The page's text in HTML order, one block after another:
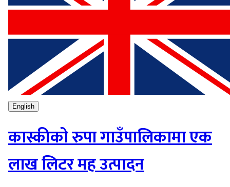
English
कास्कीको रुपा गाउँपालिकामा एक
लाख लिटर मह उत्पादन